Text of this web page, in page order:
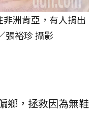
洲肯亞，有人捐出
張裕珍 攝影
鄉，拯救因為無鞋